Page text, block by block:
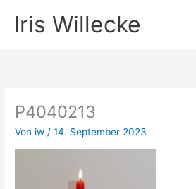
InhaltIris Willecke
P4040213
Von iw /14. September 2023